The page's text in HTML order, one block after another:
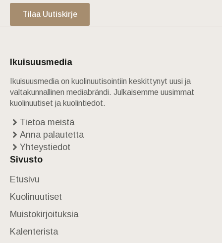
Tilaa Uutiskirje
Ikuisuusmedia
Ikuisuusmedia on kuolinuutisointiin keskittynyt uusi ja
valtakunnallinen mediabrändi. Julkaisemme uusimmat
kuolinuutiset ja kuolintiedot.
Tietoa meistä
Anna palautetta
Yhteystiedot
Sivusto
Etusivu
Kuolinuutiset
Muistokirjoituksia
Kalenterista